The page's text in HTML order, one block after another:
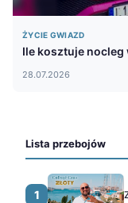
ŻYCIE GWIAZD
Ile kosztuje
28.07.2026
Lista przebojów
1